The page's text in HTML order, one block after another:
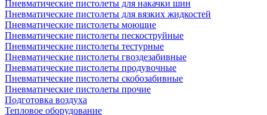
Пневматические пистолеты для накачки шин
Пневматические пистолеты для вязких жидкостей
Пневматические пистолеты моющие
Пневматические пистолеты пескоструйные
Пневматические пистолеты тестурные
Пневматические пистолеты гвоздезабивные
Пневматические пистолеты продувочные
Пневматические пистолеты скобозабивные
Пневматические пистолеты прочие
Подготовка воздуха
Тепловое оборудование